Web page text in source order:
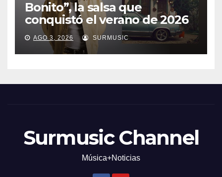
Bonito”, la salsa que
conquistó el verano de 2026
AGO 3, 2026 SURMUSIC
Surmusic Channel
Música+Noticias